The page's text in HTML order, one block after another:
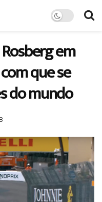
em
que se
do mundo